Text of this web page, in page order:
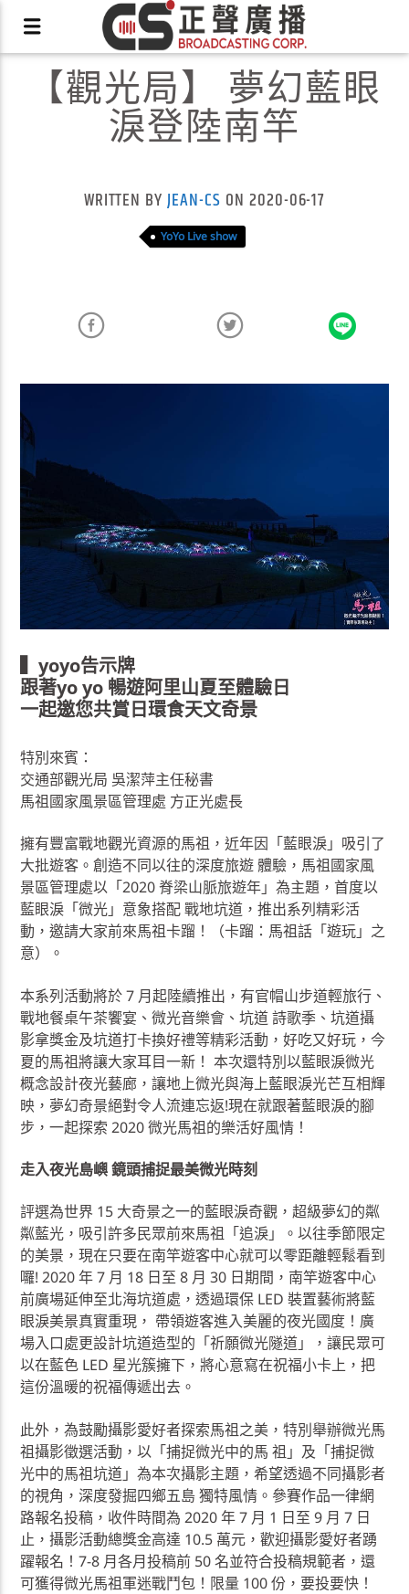
X
【觀光局】 夢幻藍眼
淚登陸南竿
WRITTEN BYJEAN-CS ON 2020-06-17
YoYo Live show
▍yoyo告示牌
跟著yo yo 暢遊阿里山夏至體驗日
一起邀您共賞日環食天文奇景
特別來賓：
交通部觀光局 吳潔萍主任秘書
馬祖國家風景區管理處 方正光處長
擁有豐富戰地觀光資源的馬祖，近年因「藍眼淚」吸引了
大批遊客。創造不同以往的深度旅遊 體驗，馬祖國家風
景區管理處以「2020 脊梁山脈旅遊年」為主題，首度以
藍眼淚「微光」意象搭配 戰地坑道，推出系列精彩活
動，邀請大家前來馬祖卡蹓！（卡蹓：馬祖話「遊玩」之
意）。
本系列活動將於 7 月起陸續推出，有官帽山步道輕旅行、
戰地餐桌午茶饗宴、微光音樂會、坑道 詩歌季、坑道攝
影拿獎金及坑道打卡換好禮等精彩活動，好吃又好玩，今
夏的馬祖將讓大家耳目一新！ 本次還特別以藍眼淚微光
概念設計夜光藝廊，讓地上微光與海上藍眼淚光芒互相輝
映，夢幻奇景絕對令人流連忘返!現在就跟著藍眼淚的腳
步，一起探索 2020 微光馬祖的樂活好風情！
走入夜光島嶼 鏡頭捕捉最美微光時刻
評選為世界 15 大奇景之一的藍眼淚奇觀，超級夢幻的粼
粼藍光，吸引許多民眾前來馬祖「追淚」。以往季節限定
的美景，現在只要在南竿遊客中心就可以零距離輕鬆看到
囉! 2020 年 7 月 18 日至 8 月 30 日期間，南竿遊客中心
前廣場延伸至北海坑道處，透過環保 LED 裝置藝術將藍
眼淚美景真實重現， 帶領遊客進入美麗的夜光國度！廣
場入口處更設計坑道造型的「祈願微光隧道」，讓民眾可
以在藍色 LED 星光簇擁下，將心意寫在祝福小卡上，把
這份溫暖的祝福傳遞出去。
此外，為鼓勵攝影愛好者探索馬祖之美，特別舉辦微光馬
祖攝影徵選活動，以「捕捉微光中的馬 祖」及「捕捉微
光中的馬祖坑道」為本次攝影主題，希望透過不同攝影者
的視角，深度發掘四鄉五島 獨特風情。參賽作品一律網
路報名投稿，收件時間為 2020 年 7 月 1 日至 9 月 7 日
止，攝影活動總獎金高達 10.5 萬元，歡迎攝影愛好者踴
躍報名！7-8 月各月投稿前 50 名並符合投稿規範者，還
可獲得微光馬祖軍迷戰鬥包！限量 100 份，要投要快！